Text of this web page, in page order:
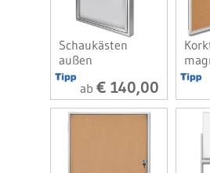
Schaukästen
außen
ab € 140,00